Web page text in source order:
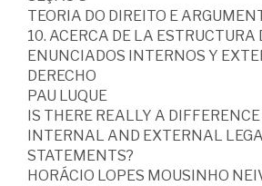
TEORIA DO DIREITO E
10. ACERCA DE LA ESTRUCTURA
ENUNCIADOS INTERNOS Y
DERECHO
PAU LUQUE
IS THERE REALLY A
INTERNAL AND EXTERNAL
STATEMENTS?
HORÁCIO LOPES MOUSINHO